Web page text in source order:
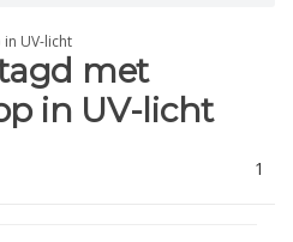
UV-licht
met
in UV-licht
1